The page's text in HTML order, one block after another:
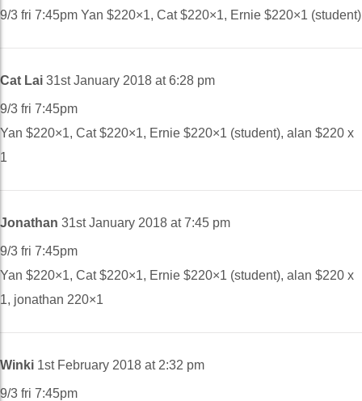
9/3 fri 7:45pm Yan $220×1, Cat $220×1, Ernie $220×1 (student)
Cat Lai 31st January 2018 at 6:28 pm
9/3 fri 7:45pm
Yan $220×1, Cat $220×1, Ernie $220×1 (student), alan $220 x
1
Jonathan 31st January 2018 at 7:45 pm
9/3 fri 7:45pm
Yan $220×1, Cat $220×1, Ernie $220×1 (student), alan $220 x
1, jonathan 220×1
Winki 1st February 2018 at 2:32 pm
9/3 fri 7:45pm